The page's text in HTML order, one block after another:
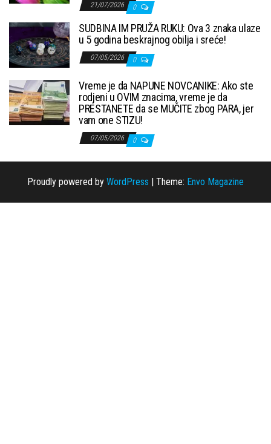
21/07/2026 0
SUDBINA IM PRUŽA RUKU: Ova 3 znaka ulaze
u 5 godina beskrajnog obilja i sreće!
07/05/2026 0
Vreme je da NAPUNE NOVCANIKE: Ako ste
rodjeni u OVIM znacima, vreme je da
PRESTANETE da se MUČITE zbog PARA, jer
vam one STIZU!
07/05/2026 0
Proudly powered by WordPress Theme: Envo Magazine